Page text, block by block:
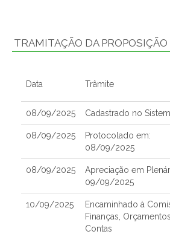
TRAMITAÇÃO DA PROPOSIÇÃO
Data Trâmite
08/09/2025 Cadastrado no
08/09/2025
Protocolado em:
08/09/2025
08/09/2025
Apreciação em
09/09/2025
10/09/2025
Encaminhado à
Finanças,
Contas